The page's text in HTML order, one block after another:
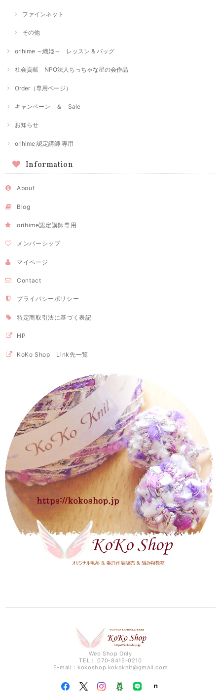
ファインネット
その他
orihime ～織姫～ レッスン & バッグ
社会貢献 NPO法人ちっちゃな星の会作品
Order（専用ページ）
キャンペーン ＆ Sale
お知らせ
orihime 認定講師 専用
Information
About
Blog
orihime認定講師専用
メンバーシップ
マイページ
Contact
プライバシーポリシー
特定商取引法に基づく表記
HP
KoKo Shop Link先一覧
Web Shop Only
TEL： 070-8415-0210
E-mail： kokoshop.kokoknit@gmail.com